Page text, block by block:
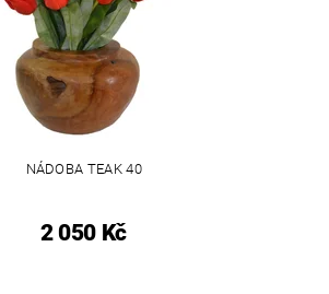
NÁDOBA TEAK 40
2 050 Kč